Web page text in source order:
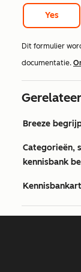
Yes
Dit formulier
documentatie.
Breeze
Categorieën,
kennisbank